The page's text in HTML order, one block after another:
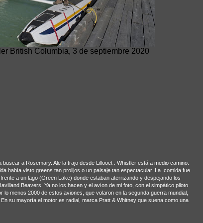
British Columbia, 3 de septiembre 2020
a Rosemary. Ale la trajo desde Lillooet . Whistler está a medio camino.
había visto greens tan prolijos o un paisaje tan espectacular. La comida fue
a un lago (Green Lake) donde estaban aterrizando y despejando los
Beavers. Ya no los hacen y el avíon de mi foto, con el simpático piloto
lo menos 2000 de estos aviones, que volaron en la segunda guerra mundial,
su mayoría el motor es radial, marca Pratt & Whitney que suena como una